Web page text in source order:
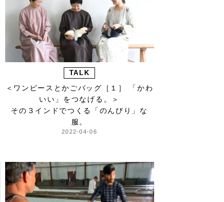
TALK
＜ワンピースとかごバッグ［１］ 「かわ
いい」をつなげる。＞
その３インドでつくる「のんびり」な
服。
2022-04-06